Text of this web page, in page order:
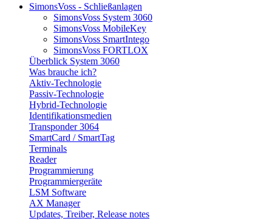
SimonsVoss - Schließanlagen
SimonsVoss System 3060
SimonsVoss MobileKey
SimonsVoss SmartIntego
SimonsVoss FORTLOX
Überblick System 3060
Was brauche ich?
Aktiv-Technologie
Passiv-Technologie
Hybrid-Technologie
Identifikationsmedien
Transponder 3064
SmartCard / SmartTag
Terminals
Reader
Programmierung
Programmiergeräte
LSM Software
AX Manager
Updates, Treiber, Release notes